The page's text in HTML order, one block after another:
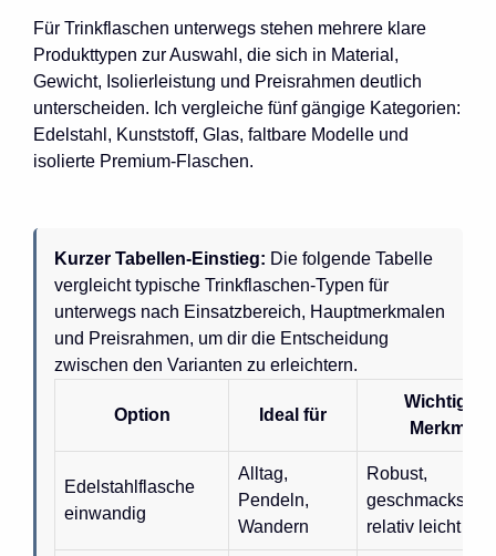
Für Trinkflaschen unterwegs stehen mehrere klare
Produkttypen zur Auswahl, die sich in Material,
Gewicht, Isolierleistung und Preisrahmen deutlich
unterscheiden. Ich vergleiche fünf gängige Kategorien:
Edelstahl, Kunststoff, Glas, faltbare Modelle und
isolierte Premium-Flaschen.
Kurzer Tabellen-Einstieg: Die folgende Tabelle
vergleicht typische Trinkflaschen-Typen für
unterwegs nach Einsatzbereich, Hauptmerkmalen
und Preisrahmen, um dir die Entscheidung
zwischen den Varianten zu erleichtern.
Option Ideal für
Wichtiges
Merkmal
Edelstahlflasche
einwandig
Alltag,
Pendeln,
Wandern
Robust,
relativ leicht